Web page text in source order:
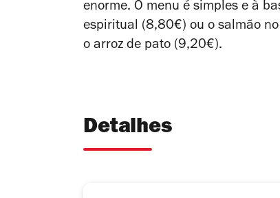
enorme. O menu é simples e à
espiritual (8,80€) ou o salmão
o arroz de pato (9,20€).
Detalhes